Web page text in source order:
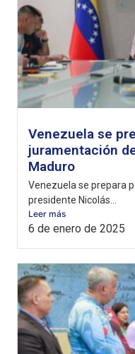
Venezuela se
juramentación
Maduro
Venezuela se prepara
presidente Nicolás...
Leer más
6 de enero de 2025